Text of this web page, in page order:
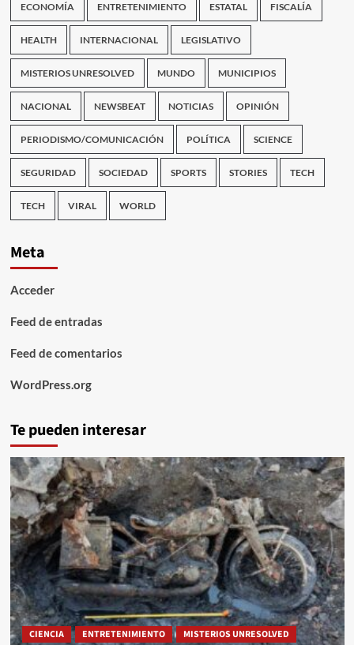
ECONOMÍA ENTRETENIMIENTO ESTATAL FISCALÍA
HEALTH INTERNACIONAL LEGISLATIVO
MISTERIOS UNRESOLVED MUNDO MUNICIPIOS
NACIONAL NEWSBEAT NOTICIAS OPINIÓN
PERIODISMO/COMUNICACIÓN POLÍTICA SCIENCE
SEGURIDAD SOCIEDAD SPORTS STORIES TECH
TECH VIRAL WORLD
Meta
Acceder
Feed de entradas
Feed de comentarios
WordPress.org
Te pueden interesar
CIENCIA ENTRETENIMIENTO MISTERIOS UNRESOLVED